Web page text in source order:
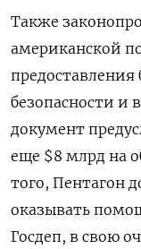
Также
американской
предоставления
безопасности и
документ
еще $8 млрд на
того, Пентагон
оказывать
Госдеп, в свою